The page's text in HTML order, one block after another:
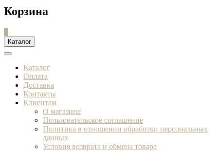
Корзина
Каталог
Каталог
Оплата
Доставка
Контакты
Клиентам
О магазине
Пользовательское соглашение
Политика в отношении обработки персональных
данных
Условия возврата и обмена товара